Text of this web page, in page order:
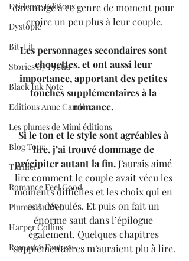
Evidence Editions
Dystopie
Bit-Lit
Stories By Fyctia
Black Ink Note
Editions Anne Carrière
Les plumes de Mimi éditions
Blog Tour
Thriller
Romance Feel Good
Plumes du Web
Harper Collins
Romance Fantasy
davantage à ce genre de moment pour
croire un peu plus à leur couple.
Les personnages secondaires sont
chouettes, et ont aussi leur
importance, apportant des petites
touches supplémentaires à la
romance.
Si le ton et le style sont agréables à
lire, j’ai trouvé dommage de
précipiter autant la fin. J’aurais aimé
lire comment le couple avait vécu les
moments difficiles et les choix qui en
ont découlés. Et puis on fait un
énorme saut dans l’épilogue
également. Quelques chapitres
supplémentaires m’auraient plu à lire.